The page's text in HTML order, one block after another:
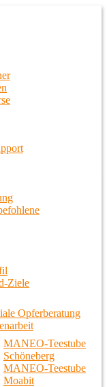
Ziele
Opferberatung
MANEO-Teestube
Schöneberg
MANEO-Teestube
Moabit